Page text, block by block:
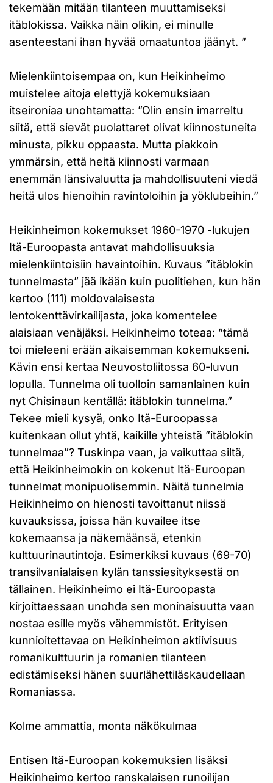
tekemään mitään tilanteen muuttamiseksi
itäblokissa. Vaikka näin olikin, ei minulle
asenteestani ihan hyvää omaatuntoa jäänyt. ”
Mielenkiintoisempaa on, kun Heikinheimo
muistelee aitoja elettyjä kokemuksiaan
itseironiaa unohtamatta: ”Olin ensin imarreltu
siitä, että sievät puolattaret olivat kiinnostuneita
minusta, pikku oppaasta. Mutta piakkoin
ymmärsin, että heitä kiinnosti varmaan
enemmän länsivaluutta ja mahdollisuuteni viedä
heitä ulos hienoihin ravintoloihin ja yöklubeihin.”
Heikinheimon kokemukset 1960-1970 -lukujen
Itä-Euroopasta antavat mahdollisuuksia
mielenkiintoisiin havaintoihin. Kuvaus ”itäblokin
tunnelmasta” jää ikään kuin puolitiehen, kun hän
kertoo (111) moldovalaisesta
lentokenttävirkailijasta, joka komentelee
alaisiaan venäjäksi. Heikinheimo toteaa: ”tämä
toi mieleeni erään aikaisemman kokemukseni.
Kävin ensi kertaa Neuvostoliitossa 60-luvun
lopulla. Tunnelma oli tuolloin samanlainen kuin
nyt Chisinaun kentällä: itäblokin tunnelma.”
Tekee mieli kysyä, onko Itä-Euroopassa
kuitenkaan ollut yhtä, kaikille yhteistä ”itäblokin
tunnelmaa”? Tuskinpa vaan, ja vaikuttaa siltä,
että Heikinheimokin on kokenut Itä-Euroopan
tunnelmat monipuolisemmin. Näitä tunnelmia
Heikinheimo on hienosti tavoittanut niissä
kuvauksissa, joissa hän kuvailee itse
kokemaansa ja näkemäänsä, etenkin
kulttuurinautintoja. Esimerkiksi kuvaus (69-70)
transilvanialaisen kylän tanssiesityksestä on
tällainen. Heikinheimo ei Itä-Euroopasta
kirjoittaessaan unohda sen moninaisuutta vaan
nostaa esille myös vähemmistöt. Erityisen
kunnioitettavaa on Heikinheimon aktiivisuus
romanikulttuurin ja romanien tilanteen
edistämiseksi hänen suurlähettiläskaudellaan
Romaniassa.
Kolme ammattia, monta näkökulmaa
Entisen Itä-Euroopan kokemuksien lisäksi
Heikinheimo kertoo ranskalaisen runoilijan